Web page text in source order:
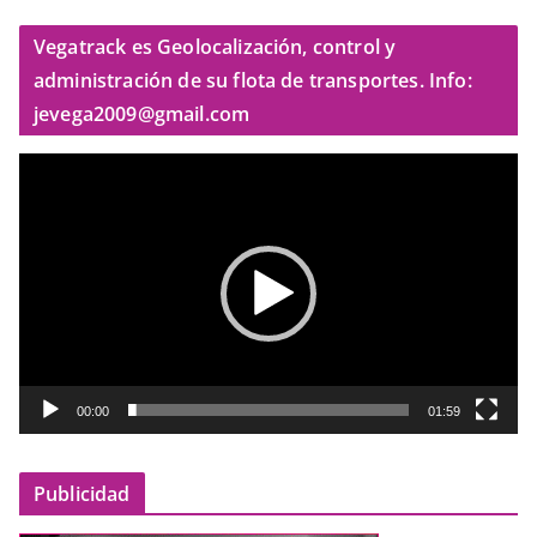
Vegatrack es Geolocalización, control y
administración de su flota de transportes. Info:
jevega2009@gmail.com
o
r
00:00 01:59
Publicidad